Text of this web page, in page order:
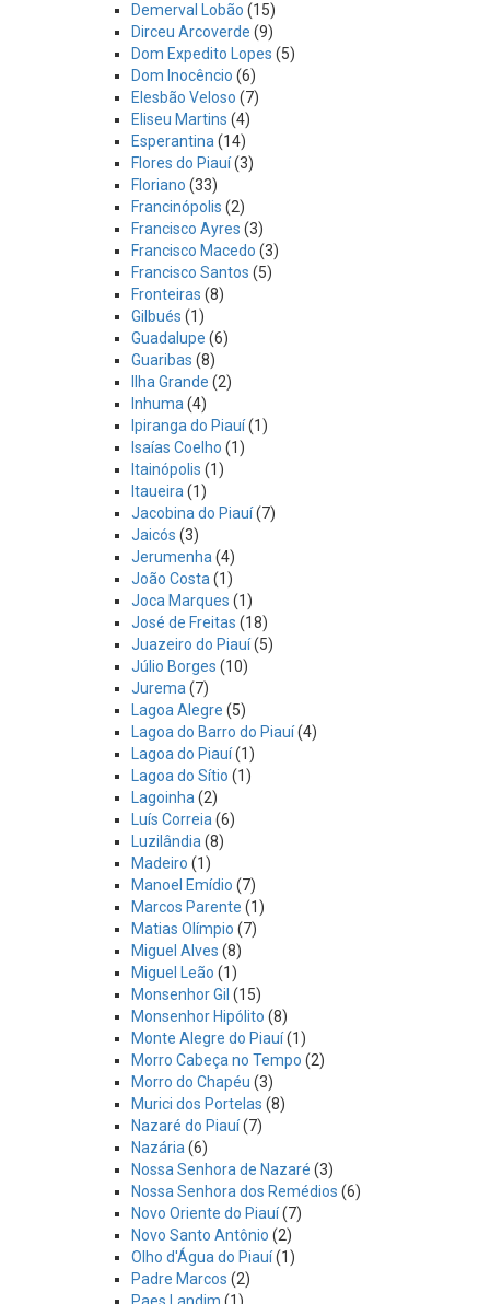
Demerval Lobão (15)
Dirceu Arcoverde (9)
Dom Expedito Lopes (5)
Dom Inocêncio (6)
Elesbão Veloso (7)
Eliseu Martins (4)
Esperantina(14)
Flores do Piauí(3)
Floriano (33)
Francinópolis (2)
Francisco Ayres (3)
Francisco Macedo (3)
Francisco Santos (5)
Fronteiras (8)
Gilbués (1)
Guadalupe (6)
Guaribas (8)
Ilha Grande (2)
Inhuma(4)
Ipiranga do Piauí(1)
Isaías Coelho (1)
Itainópolis (1)
Itaueira(1)
Jacobina do Piauí(7)
Jaicós (3)
Jerumenha(4)
João Costa(1)
Joca Marques (1)
José de Freitas (18)
Juazeiro do Piauí(5)
Júlio Borges (10)
Jurema(7)
Lagoa Alegre (5)
Lagoa do Barro do Piauí(4)
Lagoa do Piauí(1)
Lagoa do Sítio (1)
Lagoinha(2)
Luís Correia(6)
Luzilândia(8)
Madeiro (1)
Manoel Emídio (7)
Marcos Parente (1)
Matias Olímpio (7)
Miguel Alves (8)
Miguel Leão (1)
Monsenhor Gil (15)
Monsenhor Hipólito (8)
Monte Alegre do Piauí(1)
Morro Cabeça no Tempo (2)
Morro do Chapéu (3)
Murici dos Portelas (8)
Nazaré do Piauí(7)
Nazária(6)
Nossa Senhora de Nazaré (3)
Nossa Senhora dos Remédios (6)
Novo Oriente do Piauí(7)
Novo Santo Antônio (2)
Olho d'Água do Piauí(1)
Padre Marcos (2)